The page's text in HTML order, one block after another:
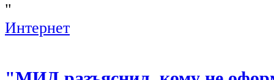
"
Интернет